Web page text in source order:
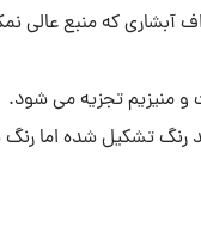
آبشاری که منبع
منیزیم تجزیه می شود.
تشکیل شده اما رنگ